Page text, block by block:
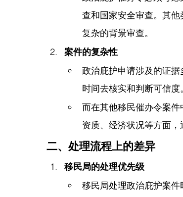
查和国家安全审查。其
复杂的背景审查。
案件的复杂性
政治庇护申请涉及的证
时间去核实和判断可信度。
而在其他移民催办令案
资质、经济状况等方面，
二、处理流程上的差异
移民局的处理优先级
移民局处理政治庇护案